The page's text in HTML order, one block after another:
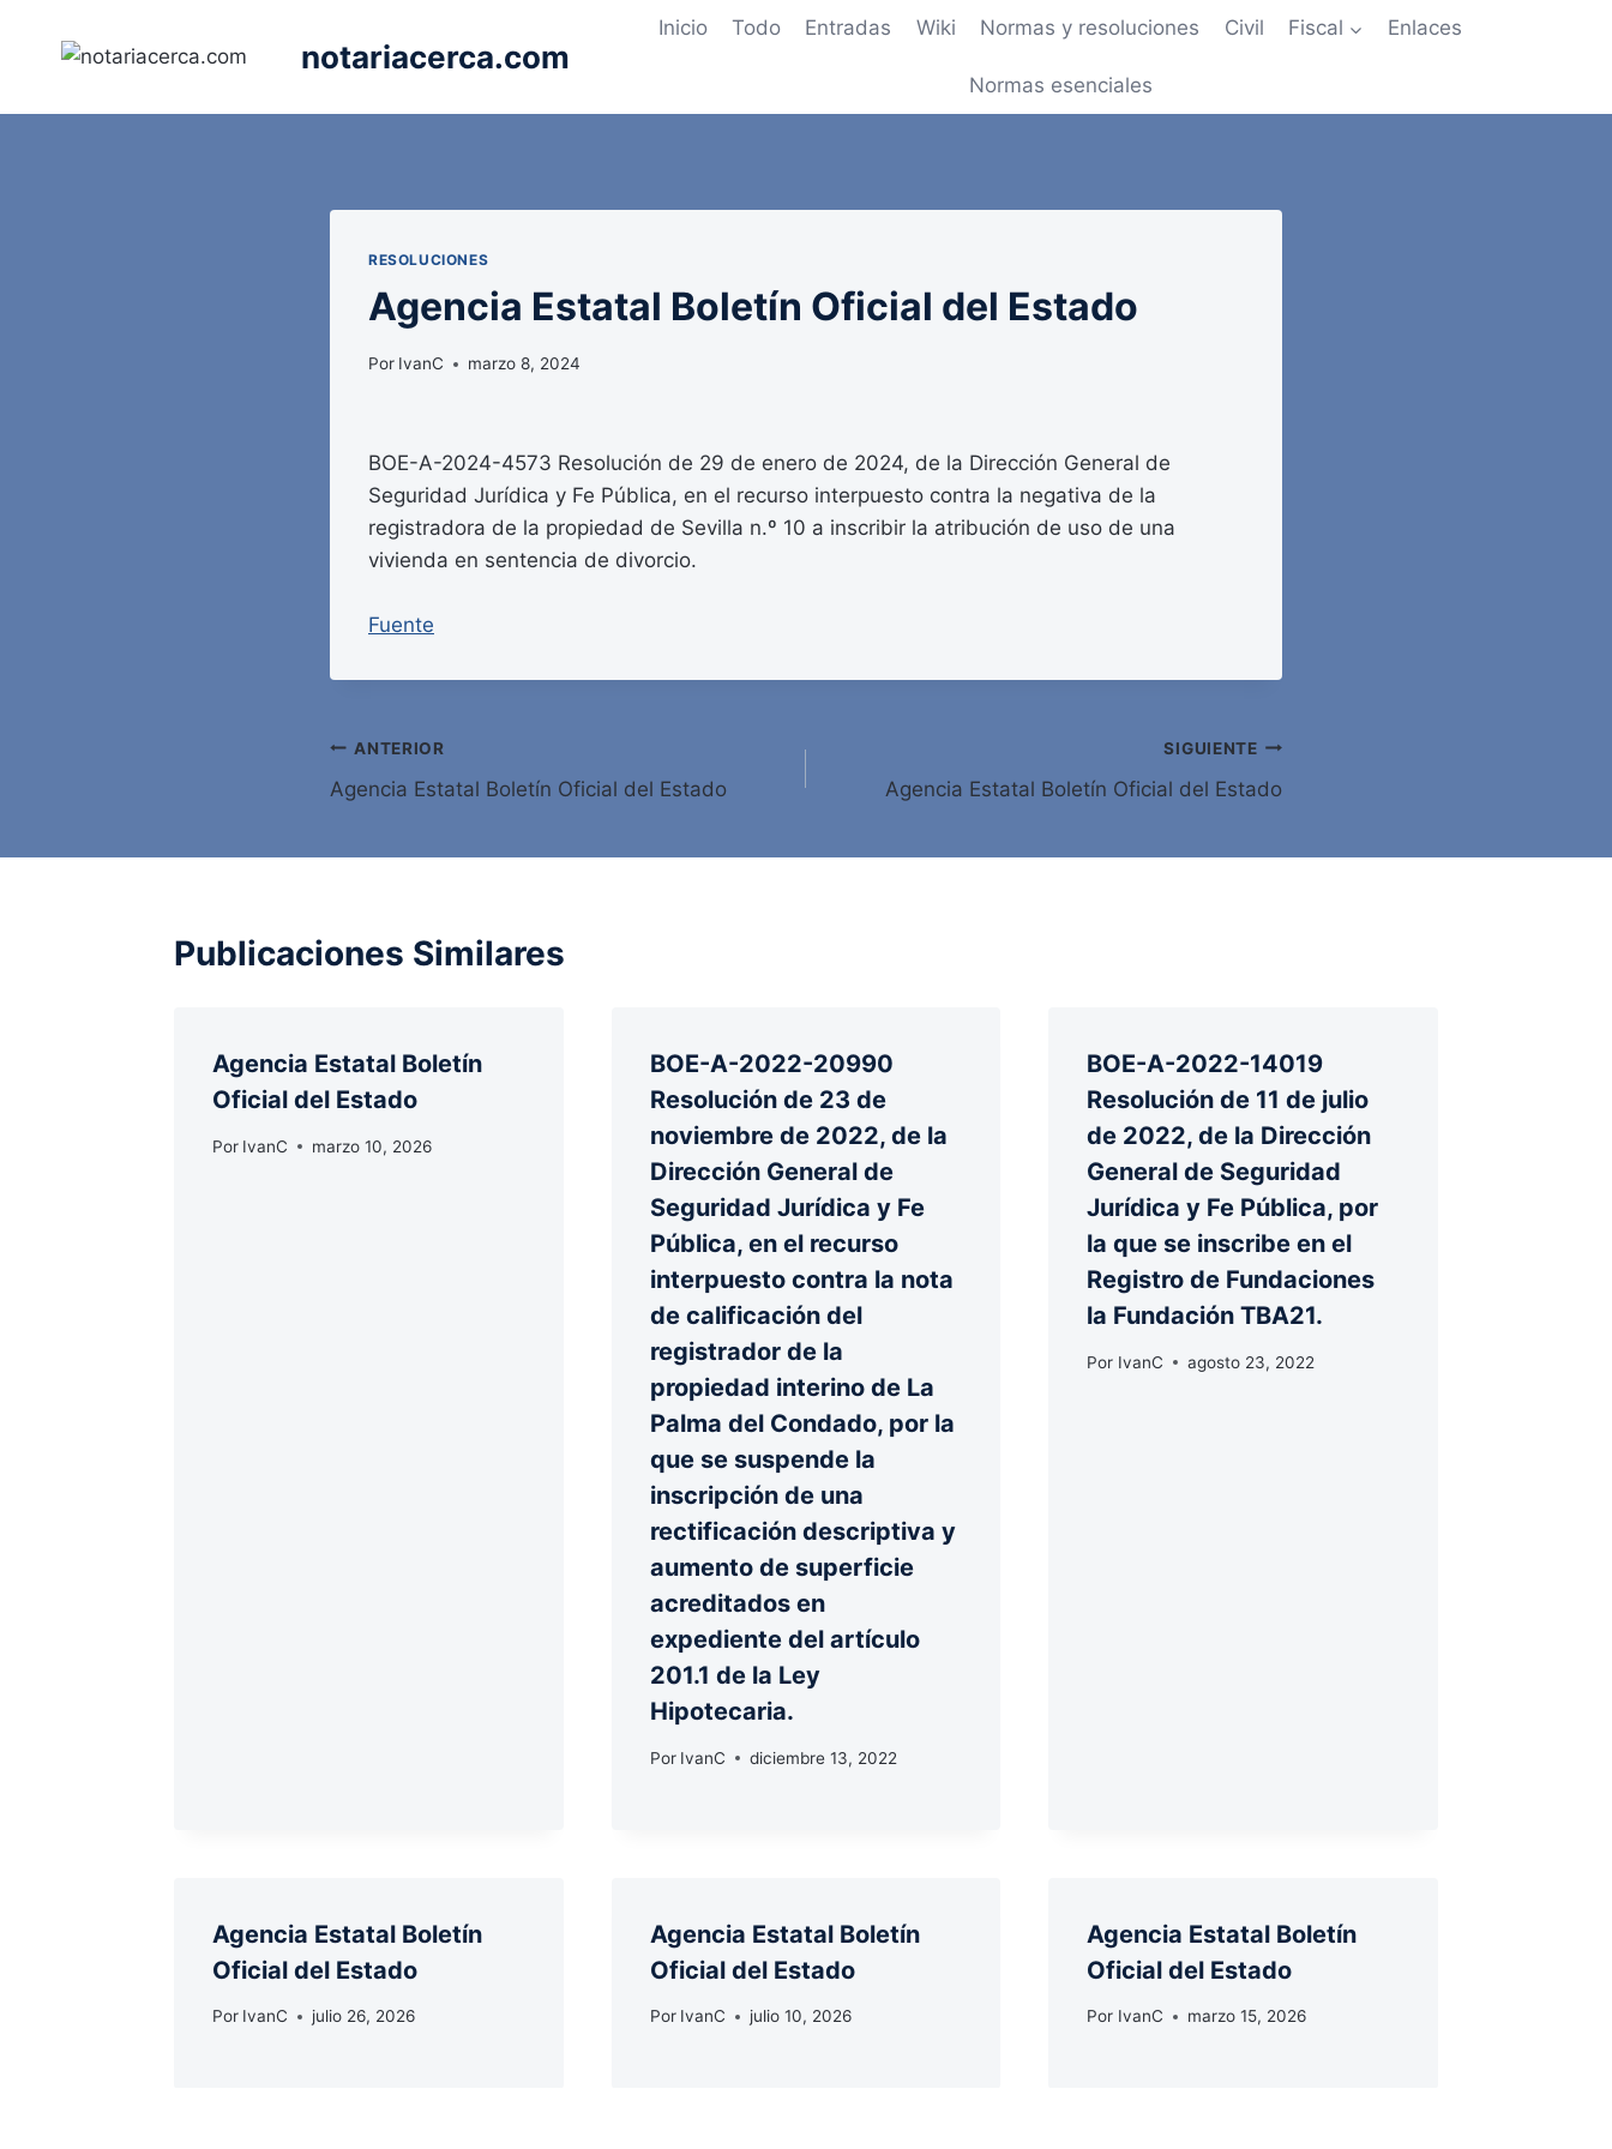
notariacerca.com
Inicio Todo Entradas Wiki Normas y resoluciones Civil Fiscal Enlaces
Normas esenciales
RESOLUCIONES
Agencia Estatal Boletín Oficial del Estado
Por IvanC marzo 8, 2024
BOE-A-2024-4573 Resolución de 29 de enero de 2024, de la Dirección General de
Seguridad Jurídica y Fe Pública, en el recurso interpuesto contra la negativa de la
registradora de la propiedad de Sevilla n.º 10 a inscribir la atribución de uso de una
vivienda en sentencia de divorcio.
Fuente
Navegación
de
entradas
ANTERIOR
Agencia Estatal Boletín Oficial del Estado
SIGUIENTE
Agencia Estatal Boletín Oficial del Estado
Publicaciones Similares
Agencia Estatal Boletín
Oficial del Estado
Por IvanC marzo 10, 2026
BOE-A-2022-20990
Resolución de 23 de
noviembre de 2022, de la
Dirección General de
Seguridad Jurídica y Fe
Pública, en el recurso
interpuesto contra la nota
de calificación del
registrador de la
propiedad interino de La
Palma del Condado, por la
que se suspende la
inscripción de una
rectificación descriptiva y
aumento de superficie
acreditados en
expediente del artículo
201.1 de la Ley
Hipotecaria.
Por IvanC diciembre 13, 2022
BOE-A-2022-14019
Resolución de 11 de julio
de 2022, de la Dirección
General de Seguridad
Jurídica y Fe Pública, por
la que se inscribe en el
Registro de Fundaciones
la Fundación TBA21.
Por IvanC agosto 23, 2022
Agencia Estatal Boletín
Oficial del Estado
Por IvanC julio 26, 2026
Agencia Estatal Boletín
Oficial del Estado
Por IvanC julio 10, 2026
Agencia Estatal Boletín
Oficial del Estado
Por IvanC marzo 15, 2026